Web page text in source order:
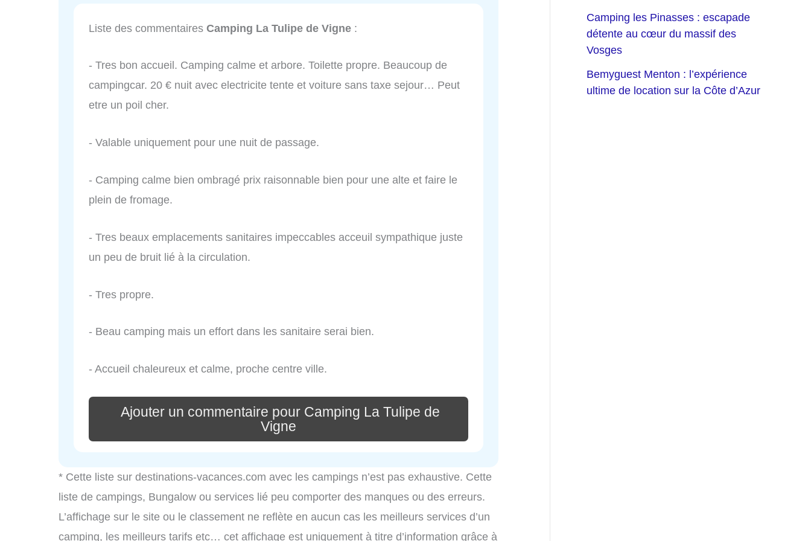
Liste des commentaires Camping La Tulipe de Vigne :
- Tres bon accueil. Camping calme et arbore. Toilette propre. Beaucoup de
campingcar. 20 € nuit avec electricite tente et voiture sans taxe sejour… Peut
etre un poil cher.
- Valable uniquement pour une nuit de passage.
- Camping calme bien ombragé prix raisonnable bien pour une alte et faire le
plein de fromage.
- Tres beaux emplacements sanitaires impeccables acceuil sympathique juste
un peu de bruit lié à la circulation.
- Tres propre.
- Beau camping mais un effort dans les sanitaire serai bien.
- Accueil chaleureux et calme, proche centre ville.
Ajouter un commentaire pour Camping La Tulipe de
Vigne
* Cette liste sur destinations-vacances.com avec les campings n’est pas exhaustive. Cette
liste de campings, Bungalow ou services lié peu comporter des manques ou des erreurs.
L’affichage sur le site ou le classement ne reflète en aucun cas les meilleurs services d’un
camping, les meilleurs tarifs etc… cet affichage est uniquement à titre d’information grâce à
Camping les Pinasses : escapade
détente au cœur du massif des
Vosges
Bemyguest Menton : l’expérience
ultime de location sur la Côte d’Azur